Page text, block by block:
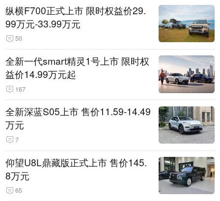
纵横F700正式上市 限时权益价29.
99万元-33.99万元
50
全新一代smart精灵1号上市 限时权
益价14.99万元起
167
全新深蓝S05上市 售价11.59-14.49
万元
7
仰望U8L鼎藏版正式上市 售价145.
8万元
65